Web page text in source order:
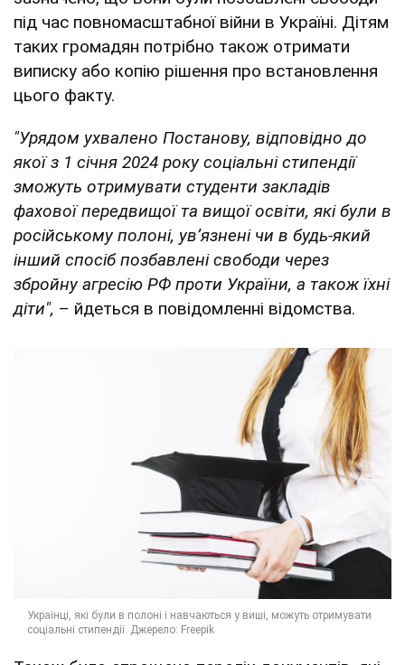
під час повномасштабної війни в Україні. Дітям
таких громадян потрібно також отримати
виписку або копію рішення про встановлення
цього факту.
"Урядом ухвалено Постанову, відповідно до
якої з 1 січня 2024 року соціальні стипендії
зможуть отримувати студенти закладів
фахової передвищої та вищої освіти, які були в
російському полоні, ув’язнені чи в будь-який
інший спосіб позбавлені свободи через
збройну агресію РФ проти України, а також їхні
діти", – йдеться в повідомленні відомства.